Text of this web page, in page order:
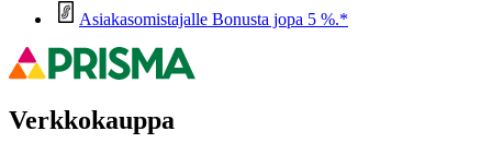
Asiakasomistajalle Bonusta jopa 5 %.*
Verkkokauppa